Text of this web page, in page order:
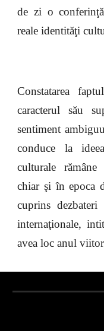
de zi o
reale identităţi
Constatarea
caracterul său
sentiment
conduce la
culturale
chiar şi în epoca
cuprins dezbateri
internaţionale,
avea loc anul